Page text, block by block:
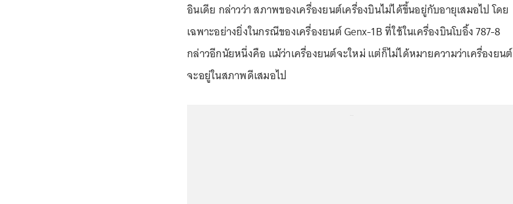
อินเดีย กล่าวว่า สภาพของเครื่องยนต์เครื่องบินไม่ได้ขึ้นอยู่กับอายุเสมอไป โดย
เฉพาะอย่างยิ่งในกรณีของเครื่องยนต์ Genx-1B ที่ใช้ในเครื่องบินโบอิ้ง 787-8
กล่าวอีกนัยหนึ่งคือ แม้ว่าเครื่องยนต์จะใหม่ แต่ก็ไม่ได้หมายความว่าเครื่องยนต์
จะอยู่ในสภาพดีเสมอไป